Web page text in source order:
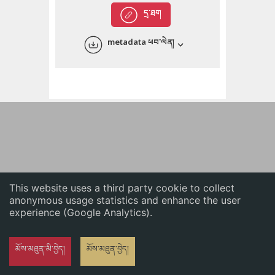
This website uses a third party cookie to collect
anonymous usage statistics and enhance the user
experience (Google Analytics).
མོས་མཐུན་མི་བྱེད། མོས་མཐུན་བྱེད།
English
དྲ་ཐག
metadata ཕབ་ལེན།